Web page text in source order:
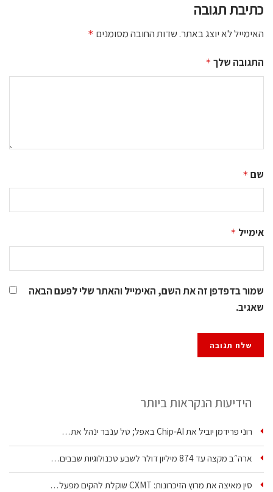
כתיבת תגובה
האימייל לא יוצג באתר.שדות החובה מסומנים *
התגובה שלך *
שם *
אימייל *
שמור בדפדפן זה את השם, האימייל והאתר שלי לפעם הבאה
שאגיב.
הידיעות הנקראות ביותר
רוני פרידמן יוביל את Chip‑AI באפל; טל ענבר ינהל את…
ארה״ב מקצה עד 874 מיליון דולר לשבע טכנולוגיות שבבים…
סין מאיצה את מרוץ הזיכרונות: CXMT שוקלת להקים מפעל…